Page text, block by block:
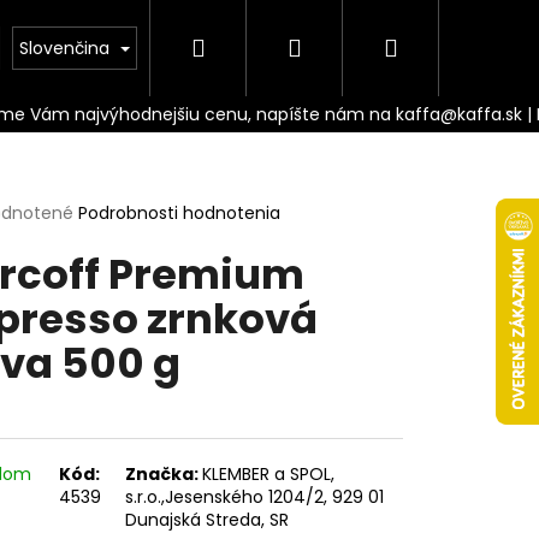
Doprava
Slovenčina Hľadať PrihlásenieNákupný
košík
Podrobnosti hodnotenia
Premium
zrnková
500 g
Kód:
4539
Značka:KLEMBER a SPOL,
s.r.o.,Jesenského 1204/2, 929 01
Dunajská Streda, SR
Nasledujúce